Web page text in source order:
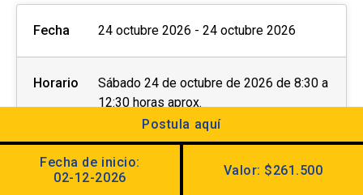
Postula aquí
Fecha de inicio:
02-12-2026
Valor: $261.500
Fecha 24 octubre 2026 - 24 octubre 2026
Horario
Sábado 24 de octubre de 2026 de 8:30 a
12:30 horas aprox.
Examen oral: 24 de octubre en horario a
elección de 14:00 a 18:00 horas aprox.
(Av. Jaime Guzmán Errázuriz #3300,
Providencia)